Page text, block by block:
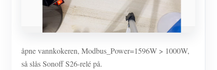
åpne vannkokeren, Modbus_Power=1596W > 1000W,
så slås Sonoff S26-relé på.